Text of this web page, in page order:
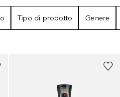
Tipo di prodotto Genere